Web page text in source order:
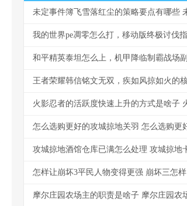
我的世界pe凋零怎么打，移动版终极讨伐
和平精英泰坦怎么上，机甲降临制霸战场
王者荣耀韩信铭文无双，疾如风掠如火的
怎么选购更好的攻城掠地关羽 怎么选购更
攻城掠地酒馆仓库已满怎么处理 攻城掠地
怎样让崩坏3平民人物变得更强 崩坏三怎样